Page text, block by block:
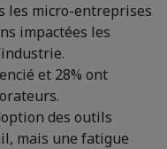
les micro-entreprises
impactées les
et 28% ont
des outils
mais une fatigue